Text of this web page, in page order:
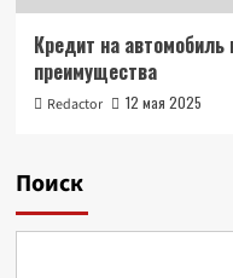
Кредит на
преимущества
Redactor 12 мая 2025
Поиск